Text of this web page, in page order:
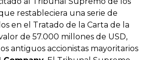
restableciera una serie de
en el Tratado de la Carta de la
de 57.000 millones de USD,
antiguos accionistas mayoritarios